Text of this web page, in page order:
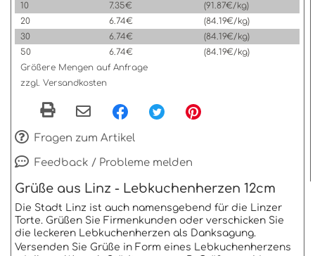
10
7.35€
(91.87€/kg)
20
6.74€
(84.19€/kg)
30
6.74€
(84.19€/kg)
50
6.74€
(84.19€/kg)
Größere Mengen auf Anfrage
zzgl. Versandkosten
Fragen zum Artikel
Feedback / Probleme melden
Grüße aus Linz - Lebkuchenherzen 12cm
Die Stadt Linz ist auch namensgebend für die Linzer
Torte. Grüßen Sie Firmenkunden oder verschicken Sie
die leckeren Lebkuchenherzen als Danksagung.
Versenden Sie Grüße in Form eines Lebkuchenherzens